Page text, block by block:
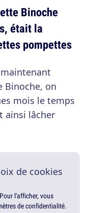
Binoche
était la
pompettes
Binoche, on
mois le temps
ainsi lâcher
de cookies
l'afficher, vous
de confidentialité.